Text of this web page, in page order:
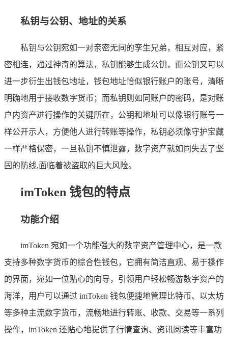
私钥与公钥、地址的关系
私钥与公钥宛如一对亲密无间的孪生兄弟，相互对应，紧
密相连，通过神奇的算法，私钥能够生成公钥，而公钥又可以
进一步衍生出钱包地址，钱包地址恰似银行账户的账号，清晰
明确地用于接收数字货币；而私钥则如同账户的密码，是对账
户内资产进行操作的关键所在，公钥和地址可以像银行账号一
样公开示人，方便他人进行转账等操作，私钥必须像守护宝藏
一样严格保密，一旦私钥不慎泄露，数字资产就如同失去了坚
固的防线,面临着被盗取的巨大风险。
imToken 钱包的特点
功能介绍
imToken 宛如一个功能强大的数字资产管理中心，是一款
支持多种数字货币的综合性钱包，它拥有简洁直观、易于操作
的界面，宛如一位贴心的向导，引领用户轻松畅游数字资产的
海洋，用户可以通过 imToken 钱包便捷地管理比特币、以太坊
等多种主流数字货币，流畅地进行转账、收款、交易等一系列
操作，imToken 还贴心地提供了行情查询、资讯阅读等丰富功